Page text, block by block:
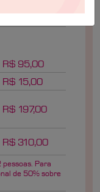
R$ 95,00
R$ 15,00
R$ 197,00
R$ 310,00
Para
de 50% sobre